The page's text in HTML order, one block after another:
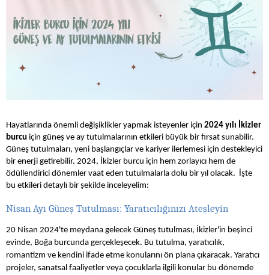
Hayatlarında önemli değişiklikler yapmak isteyenler için 2024 yılı İkizler
burcu için güneş ve ay tutulmalarının etkileri büyük bir fırsat sunabilir.
Güneş tutulmaları, yeni başlangıçlar ve kariyer ilerlemesi için destekleyici
bir enerji getirebilir. 2024, İkizler burcu için hem zorlayıcı hem de
ödüllendirici dönemler vaat eden tutulmalarla dolu bir yıl olacak. İşte
bu etkileri detaylı bir şekilde inceleyelim:
Nisan Ayı Güneş Tutulması: Yaratıcılığınızı Ateşleyin
20 Nisan 2024'te meydana gelecek Güneş tutulması, İkizler'in beşinci
evinde, Boğa burcunda gerçekleşecek. Bu tutulma, yaratıcılık,
romantizm ve kendini ifade etme konularını ön plana çıkaracak. Yaratıcı
projeler, sanatsal faaliyetler veya çocuklarla ilgili konular bu dönemde